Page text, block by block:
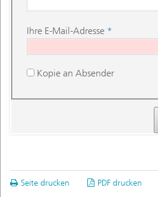
Ihre E-Mail-Adresse *
Kopie an Absender
Seite drucken PDF drucken